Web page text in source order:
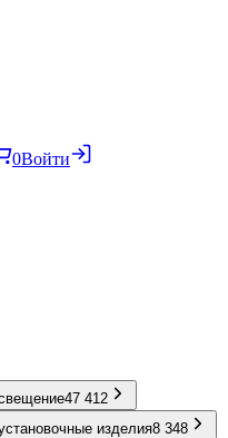
0Войти
47 412
изделия8 348